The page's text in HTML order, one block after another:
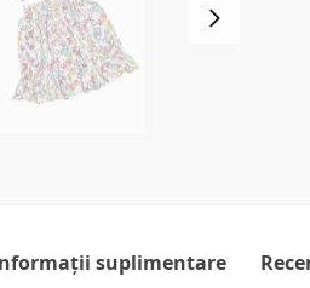
suplimentare